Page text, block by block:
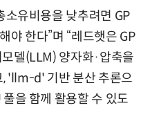
소유비용을 낮추려면 GP
야 한다”며 “레드햇은 GP
델(LLM) 양자화·압축을
, 'llm-d' 기반 분산 추론으
을 함께 활용할 수 있도